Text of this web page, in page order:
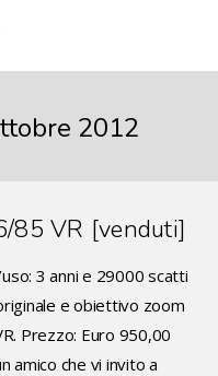
2012
85 VR [venduti]
3 anni e 29000 scatti
e obiettivo zoom
Prezzo: Euro 950,00
amico che vi invito a